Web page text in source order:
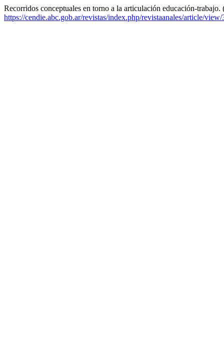
Recorridos conceptuales en torno a la articulación educación-
https://cendie.abc.gob.ar/revistas/index.php/revistaanales/article/view/